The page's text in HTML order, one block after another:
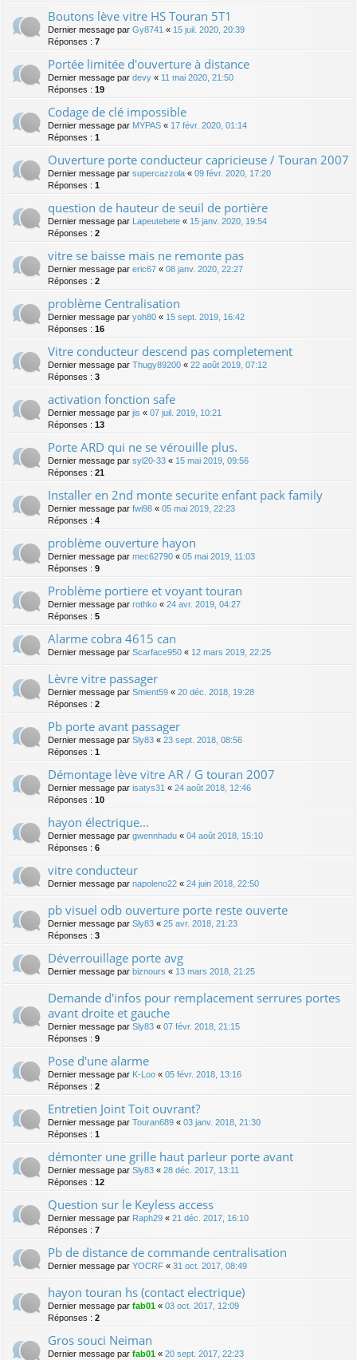
Boutons lève vitre HS Touran 5T1
Dernier message par Gy8741 « 15 juil. 2020, 20:39
Réponses : 7
Portée limitée d'ouverture à distance
Dernier message par devy « 11 mai 2020, 21:50
Réponses : 19
Codage de clé impossible
Dernier message par MYPAS « 17 févr. 2020, 01:14
Réponses : 1
Ouverture porte conducteur capricieuse / Touran 2007
Dernier message par supercazzola « 09 févr. 2020, 17:20
Réponses : 1
question de hauteur de seuil de portière
Dernier message par Lapeutebete « 15 janv. 2020, 19:54
Réponses : 2
vitre se baisse mais ne remonte pas
Dernier message par eric67 « 08 janv. 2020, 22:27
Réponses : 2
problème Centralisation
Dernier message par yoh80 « 15 sept. 2019, 16:42
Réponses : 16
Vitre conducteur descend pas completement
Dernier message par Thugy89200 « 22 août 2019, 07:12
Réponses : 3
activation fonction safe
Dernier message par jis « 07 juil. 2019, 10:21
Réponses : 13
Porte ARD qui ne se vérouille plus.
Dernier message par syl20-33 « 15 mai 2019, 09:56
Réponses : 21
Installer en 2nd monte securite enfant pack family
Dernier message par fwi98 « 05 mai 2019, 22:23
Réponses : 4
problème ouverture hayon
Dernier message par mec62790 « 05 mai 2019, 11:03
Réponses : 9
Problème portiere et voyant touran
Dernier message par rothko « 24 avr. 2019, 04:27
Réponses : 5
Alarme cobra 4615 can
Dernier message par Scarface950 « 12 mars 2019, 22:25
Lèvre vitre passager
Dernier message par Smient59 « 20 déc. 2018, 19:28
Réponses : 2
Pb porte avant passager
Dernier message par Sly83 « 23 sept. 2018, 08:56
Réponses : 1
Démontage lève vitre AR / G touran 2007
Dernier message par isatys31 « 24 août 2018, 12:46
Réponses : 10
hayon électrique...
Dernier message par gwennhadu « 04 août 2018, 15:10
Réponses : 6
vitre conducteur
Dernier message par napoleno22 « 24 juin 2018, 22:50
pb visuel odb ouverture porte reste ouverte
Dernier message par Sly83 « 25 avr. 2018, 21:23
Réponses : 3
Déverrouillage porte avg
Dernier message par biznours « 13 mars 2018, 21:25
Demande d'infos pour remplacement serrures portes
avant droite et gauche
Dernier message par Sly83 « 07 févr. 2018, 21:15
Réponses : 9
Pose d'une alarme
Dernier message par K-Loo « 05 févr. 2018, 13:16
Réponses : 2
Entretien Joint Toit ouvrant?
Dernier message par Touran689 « 03 janv. 2018, 21:30
Réponses : 1
démonter une grille haut parleur porte avant
Dernier message par Sly83 « 28 déc. 2017, 13:11
Réponses : 12
Question sur le Keyless access
Dernier message par Raph29 « 21 déc. 2017, 16:10
Réponses : 7
Pb de distance de commande centralisation
Dernier message par YOCRF « 31 oct. 2017, 08:49
hayon touran hs (contact electrique)
Dernier message par fab01 « 03 oct. 2017, 12:09
Réponses : 2
Gros souci Neiman
Dernier message par fab01 « 20 sept. 2017, 22:23